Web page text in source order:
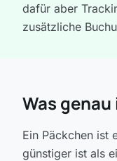
dafür aber
zusätzliche
Was
Ein Päckchen ist
günstiger ist als